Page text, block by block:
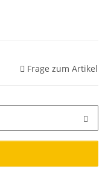
Frage zum Artikel